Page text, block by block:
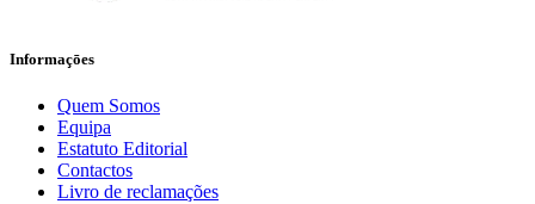
Informaçōes
Quem Somos
Equipa
Estatuto Editorial
Contactos
Livro de reclamações